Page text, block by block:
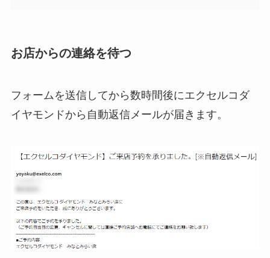
お店からの連絡を待つ
フォームを送信してから数時間後にエクセルコダ
イヤモンドから自動返信メールが届きます。